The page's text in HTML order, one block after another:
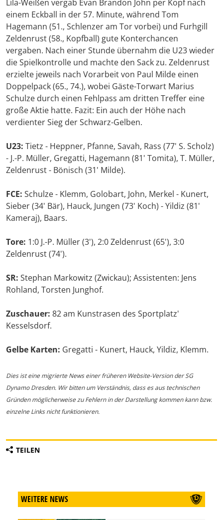
Lila-Weißen vergab Evan Brandon John per Kopf nach
einem Eckball in der 57. Minute, während Tom
Hagemann (51., Schlenzer am Tor vorbei) und Furhgill
Zeldenrust (58., Kopfball) gute Konterchancen
vergaben. Nach einer Stunde übernahm die U23 wieder
die Spielkontrolle und machte den Sack zu. Zeldenrust
erzielte jeweils nach Vorarbeit von Paul Milde einen
Doppelpack (65., 74.), wobei Gäste-Torwart Marius
Schulze durch einen Fehlpass am dritten Treffer eine
große Aktie hatte. Fazit: Ein auch der Höhe nach
verdienter Sieg der Schwarz-Gelben.
U23: Tietz - Heppner, Pfanne, Savah, Rass (77' S. Scholz)
- J.-P. Müller, Gregatti, Hagemann (81' Tomita), T. Müller,
Zeldenrust - Bönisch (31' Milde).
FCE: Schulze - Klemm, Golobart, John, Merkel - Kunert,
Sieber (34' Bär), Hauck, Jungen (73' Koch) - Yildiz (81'
Kameraj), Baars.
Tore: 1:0 J.-P. Müller (3'), 2:0 Zeldenrust (65'), 3:0
Zeldenrust (74').
SR: Stephan Markowitz (Zwickau); Assistenten: Jens
Rohland, Torsten Junghof.
Zuschauer: 82 am Kunstrasen des Sportplatz'
Kesselsdorf.
Gelbe Karten: Gregatti - Kunert, Hauck, Yildiz, Klemm.
Dies ist eine migrierte News einer früheren Website-Version der SG
Dynamo Dresden. Wir bitten um Verständnis, dass es aus technischen
Gründen möglicherweise zu Fehlern in der Darstellung kommen kann bzw.
einzelne Links nicht funktionieren.
TEILEN
WEITERE NEWS